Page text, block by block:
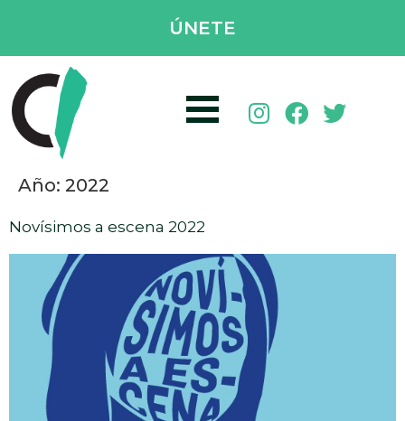
ÚNETE
Año: 2022
Novísimos a escena 2022